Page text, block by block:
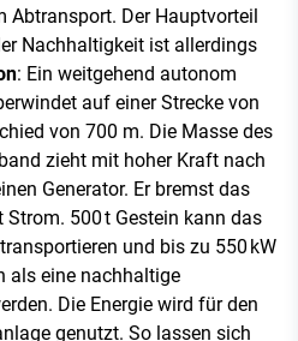
Abtransport. Der Hauptvorteil
Nachhaltigkeit ist allerdings
: Ein weitgehend autonom
auf einer Strecke von
von 700 m. Die Masse des
zieht mit hoher Kraft nach
Generator. Er bremst das
500 t Gestein kann das
und bis zu 550 kW
als eine nachhaltige
Die Energie wird für den
genutzt. So lassen sich